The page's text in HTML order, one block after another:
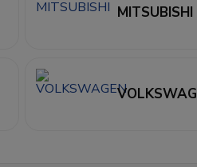
MITSUBISHI